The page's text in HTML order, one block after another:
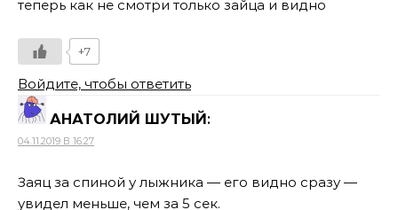
теперь как не смотри только зайца и видно
+7
Войдите, чтобы ответить
АНАТОЛИЙ ШУТЫЙ:
04.11.2019 В 16:27
Заяц за спиной у лыжника — его видно сразу —
увидел меньше, чем за 5 сек.